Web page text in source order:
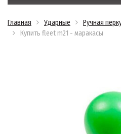
Главная Ударные Ручная
Купить fleet m21 - маракасы